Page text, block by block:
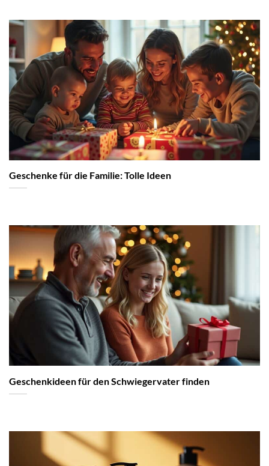
Geschenke für die Familie: Tolle Ideen
Geschenkideen für den Schwiegervater finden